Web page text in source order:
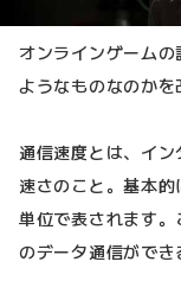
オンラインゲーム
ようなものなのかを
通信速度とは、イ
速さのこと。基本
単位で表されます
のデータ通信ができ